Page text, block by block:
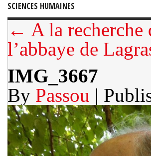
SCIENCES HUMAINES
← A la recherche
l’abbaye de
IMG_3667
By Passou |